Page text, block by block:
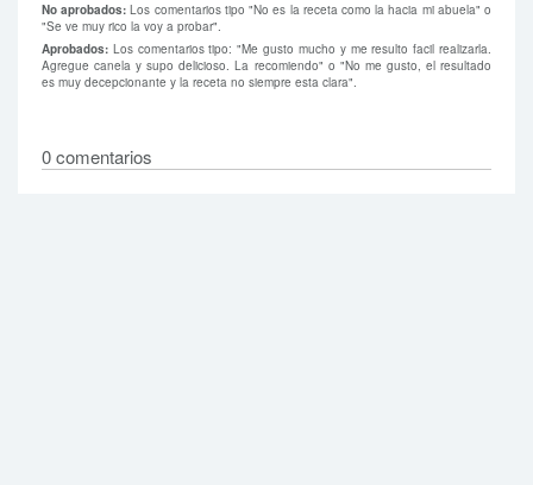
No aprobados:Los comentarios tipo "No es la receta como la hacia mi abuela" o
"Se ve muy rico la voy a probar".
Aprobados: Los comentarios tipo: "Me gusto mucho y me resulto facil realizarla.
Agregue canela y supo delicioso. La recomiendo" o "No me gusto, el resultado
es muy decepcionante y la receta no siempre esta clara".
0 comentarios